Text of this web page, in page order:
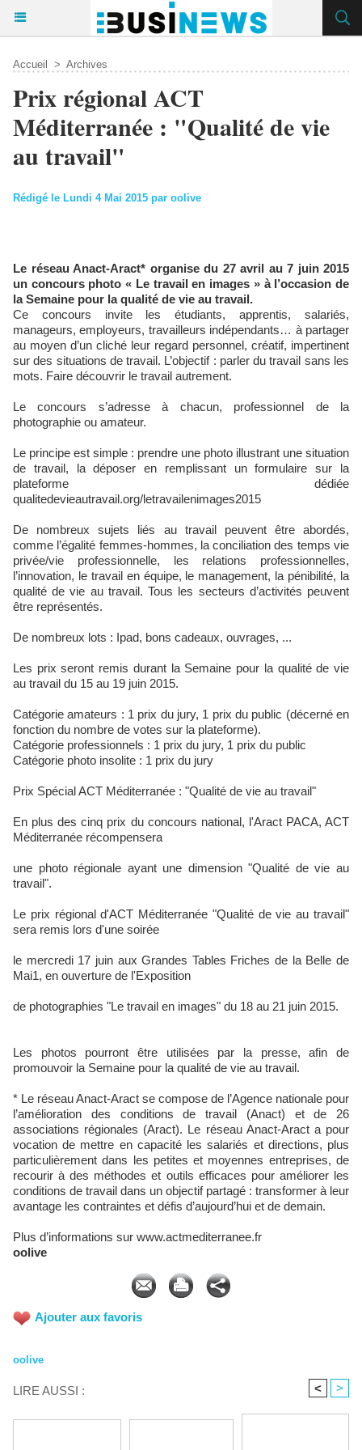
Accueil > Archives
Prix régional ACT
Méditerranée : "Qualité de vie
au travail"
Rédigé le Lundi 4 Mai 2015 par oolive
Le réseau Anact-Aract* organise du 27 avril au 7 juin 2015
un concours photo « Le travail en images » à l’occasion de
la Semaine pour la qualité de vie au travail.
Ce concours invite les étudiants, apprentis, salariés,
manageurs, employeurs, travailleurs indépendants… à partager
au moyen d’un cliché leur regard personnel, créatif, impertinent
sur des situations de travail. L’objectif : parler du travail sans les
mots. Faire découvrir le travail autrement.
Le concours s’adresse à chacun, professionnel de la
photographie ou amateur.
Le principe est simple : prendre une photo illustrant une situation
de travail, la déposer en remplissant un formulaire sur la
plateforme dédiée
qualitedevieautravail.org/letravailenimages2015
De nombreux sujets liés au travail peuvent être abordés,
comme l’égalité femmes-hommes, la conciliation des temps vie
privée/vie professionnelle, les relations professionnelles,
l’innovation, le travail en équipe, le management, la pénibilité, la
qualité de vie au travail. Tous les secteurs d’activités peuvent
être représentés.
De nombreux lots : Ipad, bons cadeaux, ouvrages, ...
Les prix seront remis durant la Semaine pour la qualité de vie
au travail du 15 au 19 juin 2015.
Catégorie amateurs : 1 prix du jury, 1 prix du public (décerné en
fonction du nombre de votes sur la plateforme).
Catégorie professionnels : 1 prix du jury, 1 prix du public
Catégorie photo insolite : 1 prix du jury
Prix Spécial ACT Méditerranée : "Qualité de vie au travail"
En plus des cinq prix du concours national, l'Aract PACA, ACT
Méditerranée récompensera
une photo régionale ayant une dimension "Qualité de vie au
travail".
Le prix régional d'ACT Méditerranée "Qualité de vie au travail"
sera remis lors d'une soirée
le mercredi 17 juin aux Grandes Tables Friches de la Belle de
Mai1, en ouverture de l'Exposition
de photographies "Le travail en images" du 18 au 21 juin 2015.
Les photos pourront être utilisées par la presse, afin de
promouvoir la Semaine pour la qualité de vie au travail.
* Le réseau Anact-Aract se compose de l’Agence nationale pour
l’amélioration des conditions de travail (Anact) et de 26
associations régionales (Aract). Le réseau Anact-Aract a pour
vocation de mettre en capacité les salariés et directions, plus
particulièrement dans les petites et moyennes entreprises, de
recourir à des méthodes et outils efficaces pour améliorer les
conditions de travail dans un objectif partagé : transformer à leur
avantage les contraintes et défis d’aujourd’hui et de demain.
Plus d’informations sur www.actmediterranee.fr
oolive
Ajouter aux favoris
oolive
LIRE AUSSI : < >